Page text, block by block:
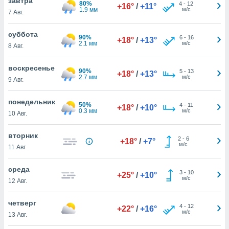
действия
на веб-
основе.
нашей
cookie
в
ВЫ
7 Авг.
80%
1.9 мм
+16° / +11° 4 - 12
м/с
суббота
8 Авг.
90%
2.1 мм
+18° / +13° 6- 16
м/с
воскресенье
9 Авг.
90%
2.7 мм
+18° / +13° 5- 13
м/с
понедельник
10 Авг.
50%
0.3 мм
+18° / +10° 4- 11
м/с
вторник
11 Авг.
+18° / +7° 2- 6
м/с
среда
12 Авг.
+25° / +10° 3- 10
м/с
четверг
13 Авг.
+22° / +16° 4- 12
м/с